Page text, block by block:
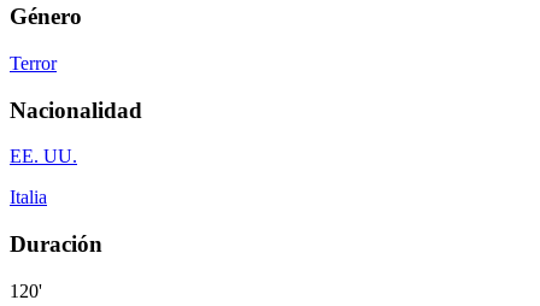
Género
Terror
Nacionalidad
EE. UU.
Italia
Duración
120'